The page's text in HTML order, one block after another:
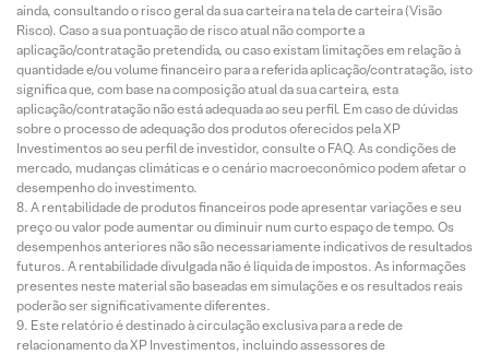
ainda, consultando o risco geral da sua carteira na tela de carteira (Visão
Risco). Caso a sua pontuação de risco atual não comporte a
aplicação/contratação pretendida, ou caso existam limitações em relação à
quantidade e/ou volume financeiro para a referida aplicação/contratação, isto
significa que, com base na composição atual da sua carteira, esta
aplicação/contratação não está adequada ao seu perfil. Em caso de dúvidas
sobre o processo de adequação dos produtos oferecidos pela XP
Investimentos ao seu perfil de investidor, consulte o FAQ. As condições de
mercado, mudanças climáticas e o cenário macroeconômico podem afetar o
desempenho do investimento.
A rentabilidade de produtos financeiros pode apresentar variações e seu
preço ou valor pode aumentar ou diminuir num curto espaço de tempo. Os
desempenhos anteriores não são necessariamente indicativos de resultados
futuros. A rentabilidade divulgada não é líquida de impostos. As informações
presentes neste material são baseadas em simulações e os resultados reais
poderão ser significativamente diferentes.
Este relatório é destinado à circulação exclusiva para a rede de
relacionamento da XP Investimentos, incluindo assessores de